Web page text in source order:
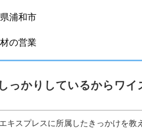
浦和市
の営業
っかりしているからワ
キスプレスに所属したきっかけを教